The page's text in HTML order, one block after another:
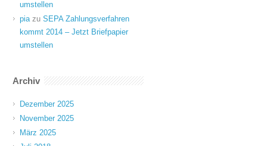
umstellen
piazu SEPA Zahlungsverfahren
kommt 2014 – Jetzt Briefpapier
umstellen
Archiv
Dezember 2025
November 2025
März 2025